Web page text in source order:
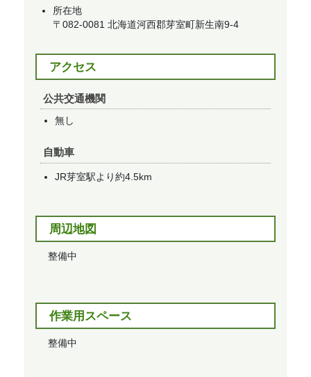
所在地
​〒082-0081 北海道河西郡芽室町新生南9-4​
アクセス
公共交通機関
無し
自動車
JR芽室駅より約4.5km​
周辺地図
整備中
作業用スペース
整備中